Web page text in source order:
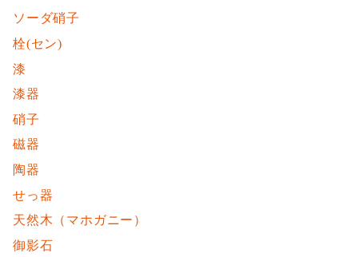
ソーダ硝子
栓(セン)
漆
漆器
硝子
磁器
陶器
せっ器
天然木（マホガニー）
御影石